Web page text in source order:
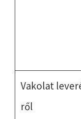
Vakolat
ről